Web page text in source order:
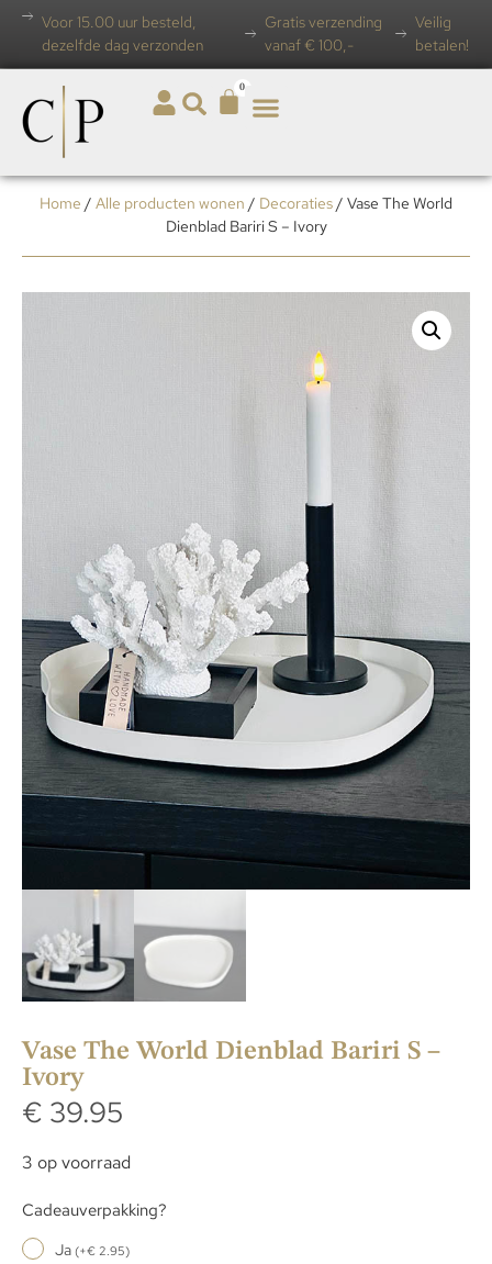
Voor 15.00 uur besteld,
dezelfde dag verzonden
Gratis verzending
vanaf € 100,-
Veilig
betalen!
0
Home / Alle producten wonen / Decoraties/ Vase The World
Dienblad Bariri S – Ivory
Vase The World Dienblad Bariri S –
Ivory
€ 39.95
3 op voorraad
Cadeauverpakking?
Ja (+€ 2.95)